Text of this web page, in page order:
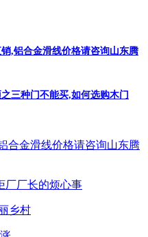
,铝合金滑线价格请咨询山东腾
三种门不能买,如何选购木门
合金滑线价格请咨询山东腾
厂厂长的烦心事
乡村